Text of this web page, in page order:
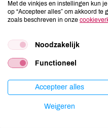
Lactose
Mosterd
Schaaldieren
Selderij
Sesam
Met de vinkjes en instellingen kun
op “Accepteer alles” om akkoord
zoals beschreven in onze
Noodzakelijk
Functioneel
Accepteer alles
Weigeren